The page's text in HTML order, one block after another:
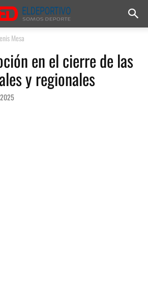
Mesa
en el cierre de las
y regionales